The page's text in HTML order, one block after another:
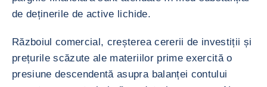
de deținerile de active lichide.
Războiul comercial, creșterea cererii de investiții și
prețurile scăzute ale materiilor prime exercită o
presiune descendentă asupra balanței contului